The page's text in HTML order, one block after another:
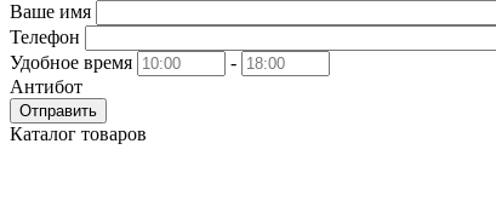
Ваше имя
Телефон
Удобное время
-
Антибот
Отправить
Каталог товаров